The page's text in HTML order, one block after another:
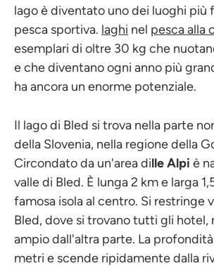
lago è diventato uno dei luoghi più
pesca sportiva. laghi nel pesca alla
esemplari di oltre 30 kg che
e che diventano ogni anno più
ha ancora un enorme potenziale.
Il lago di Bled si trova nella parte
della Slovenia, nella regione della
Circondato da un'area dille Alpi è
valle di Bled. È lunga 2 km e larga
famosa isola al centro. Si restringe
Bled, dove si trovano tutti gli hotel,
ampio dall'altra parte. La profondità
metri e scende ripidamente dalla